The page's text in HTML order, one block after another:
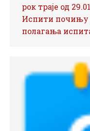
рок траје од
Испити почињу
полагања